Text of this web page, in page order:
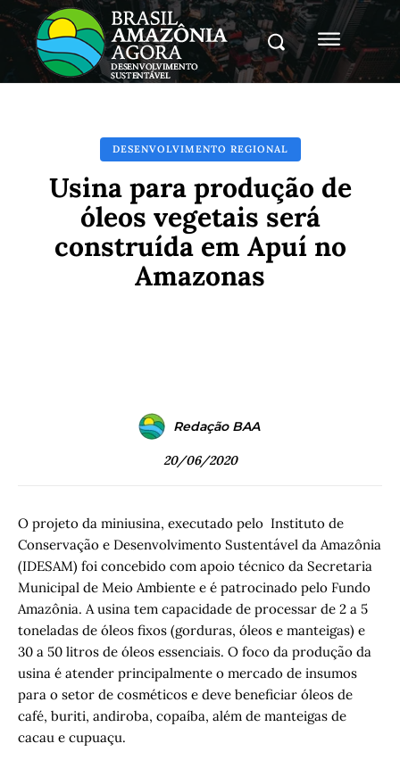
DESENVOLVIMENTO REGIONAL
Usina para produção de
óleos vegetais será
construída em Apuí no
Amazonas
Redação BAA
20/06/2020
O projeto da miniusina, executado pelo Instituto de
Conservação e Desenvolvimento Sustentável da Amazônia
(IDESAM) foi concebido com apoio técnico da Secretaria
Municipal de Meio Ambiente e é patrocinado pelo Fundo
Amazônia. A usina tem capacidade de processar de 2 a 5
toneladas de óleos fixos (gorduras, óleos e manteigas) e
30 a 50 litros de óleos essenciais. O foco da produção da
usina é atender principalmente o mercado de insumos
para o setor de cosméticos e deve beneficiar óleos de
café, buriti, andiroba, copaíba, além de manteigas de
cacau e cupuaçu.